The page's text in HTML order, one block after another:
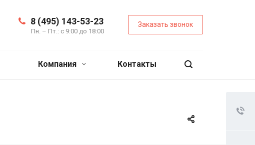
8 (495) 143-53-23
Пн. – Пт.: с 9:00 до 18:00
Заказать звонок
Компания Контакты